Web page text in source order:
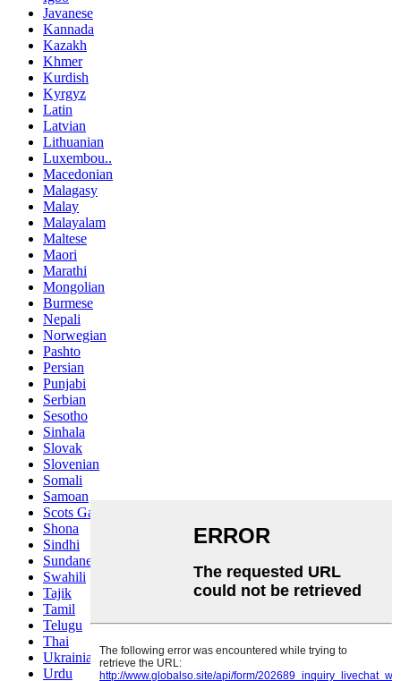
Javanese
Kannada
Kazakh
Khmer
Kurdish
Kyrgyz
Latin
Latvian
Lithuanian
Luxembou..
Macedonian
Malagasy
Malay
Malayalam
Maltese
Maori
Marathi
Mongolian
Burmese
Nepali
Norwegian
Pashto
Persian
Punjabi
Serbian
Sesotho
Sinhala
Slovak
Slovenian
Somali
Samoan
Scots Gaelic
Shona
Sindhi
Sundanese
Swahili
Tajik
Tamil
Telugu
Thai
Ukrainian
Urdu